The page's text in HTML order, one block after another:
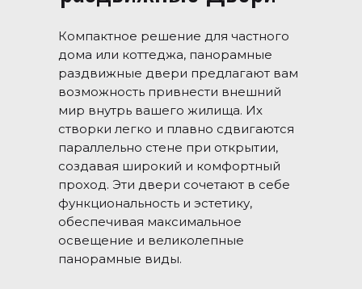
Компактное решение для частного
дома или коттеджа, панорамные
раздвижные двери предлагают вам
возможность привнести внешний
мир внутрь вашего жилища. Их
створки легко и плавно сдвигаются
параллельно стене при открытии,
создавая широкий и комфортный
проход. Эти двери сочетают в себе
функциональность и эстетику,
обеспечивая максимальное
освещение и великолепные
панорамные виды.